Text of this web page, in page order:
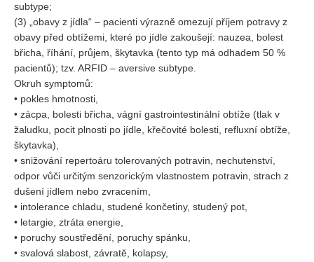
subtype;
(3) „obavy z jídla“ – pacienti výrazně omezují příjem potravy z
obavy před obtížemi, které po jídle zakoušejí: nauzea, bolest
břicha, říhání, průjem, škytavka (tento typ má odhadem 50 %
pacientů); tzv. ARFID – aversive subtype.
Okruh symptomů:
• pokles hmotnosti,
• zácpa, bolesti břicha, vágní gastrointestinální obtíže (tlak v
žaludku, pocit plnosti po jídle, křečovité bolesti, refluxní obtíže,
škytavka),
• snižování repertoáru tolerovaných potravin, nechutenství,
odpor vůči určitým senzorickým vlastnostem potravin, strach z
dušení jídlem nebo zvracením,
• intolerance chladu, studené končetiny, studený pot,
• letargie, ztráta energie,
• poruchy soustředění, poruchy spánku,
• svalová slabost, závratě, kolapsy,